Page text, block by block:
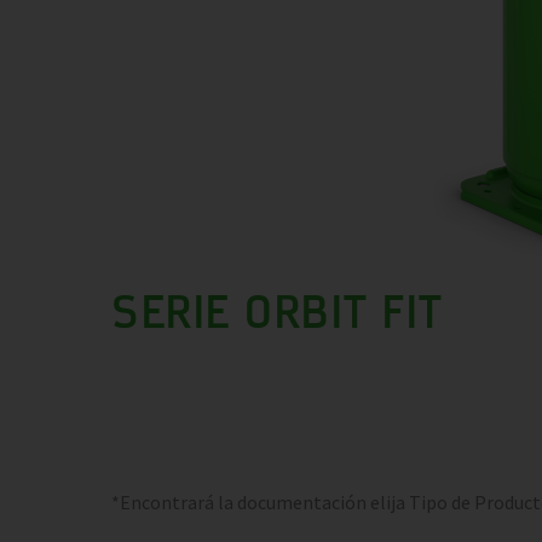
SERIE ORBIT FIT
*Encontrará la documentación elija Tipo de